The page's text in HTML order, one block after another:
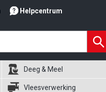
Helpcentrum
Deeg & Meel
Vleesverwerking